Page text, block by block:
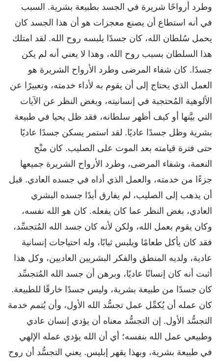
وطرد أرواحًا شريرة في الجسد بطبيعة بشرية. السبب
في أنه استطاع أن يصنع معجزات هو أن هذا الجسد كان
يحمل سُلطان الله، كان جسدًا يلبسه روح الله. لقد امتلك
هذا السلطان بسبب روح الله، وهذا لا يعني أنه لم يكن
جسدًا. كان شفاء المرضى وطرد الأرواح الشريرة هو
العمل الذي يحتاج إلى أن يقوم به لأداء خدمته، وتعبيرًا عن
الألوهية المُحتجبة في إنسانيته، وبغض النظر عن الآيات
التي بيَّنها أو كيف أظهر سلطانه، فقد ظل يحيا في طبيعة
بشرية وظل جسدًا عاديًا. لقد استمر يسكن جسدًا عاديًا
حتى فترة قيامته بعد الموت على الصليب. كان منْح
النعمة، وشفاء المرضى، وطرد الأرواح الشريرة جميعها
جزءًا من خدمته، والعمل الذي أداه في جسده العادي. قبل
أن يذهب إلى الصليب، لم يفارق أبدًا جسده البشري
العادي، بغض النظر عما كان يفعله. كان هو الله نفسه،
وكان يقوم بعمل الله، ولكن لأنه كان جسد الله المُتجسِّد،
فقد كان يأكل طعامًا ويلبس ثيابًا، وله احتياجات إنسانية
عادية، ولديه المنطق والفكر البشريين العاديين، وكل هذا
أثبت أنه كان إنسانًا عاديًا، وبرهن أن جسد الله المُتجسِّد
كان جسدًا من طبيعة بشرية، وليس جسدًا خارقًا للطبيعة.
كان عمله أن يُكمِّل عمل تجسُّد الله الأول، وأن يُتمم خدمة
التجسُّد الأول. إن التجسُّد معناه أن يؤدي إنسان عادي
وطبيعي عمل الله بنفسه؛ أي أن الله يؤدي عمله الإلهي
في طبيعة بشرية، وبهذا يقهر إبليس. يعني التجسُّد أن روح